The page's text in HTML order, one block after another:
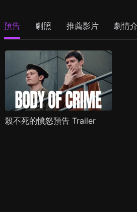
預告 劇照 推薦影片 劇情
殺不死的憤怒預告 Trailer